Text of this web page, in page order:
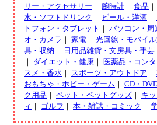
リー・アクセサリー ｜ 腕時計 ｜ 食品 ｜
水・ソフトドリンク ｜ ビール・洋酒 ｜
トフォン・タブレット
｜ パソコン・周
オ・カメラ ｜ 家電 ｜ 光回線・モバイ
具・収納 ｜ 日用品雑貨・文房具・手芸
｜ ダイエット・健康 ｜ 医薬品・コン
スメ・香水 ｜ スポーツ・アウトドア ｜
おもちゃ・ホビー・ゲーム ｜ CD・
ク用品 ｜ ペット・ペットグッズ ｜ キ
ィ ｜ ゴルフ ｜ 本・雑誌・コミック ｜